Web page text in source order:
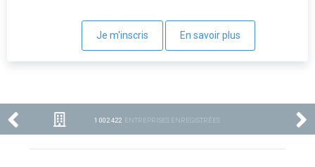
Je m'inscris En savoir plus
1 002 422 ENTREPRISES ENREGISTRÉES